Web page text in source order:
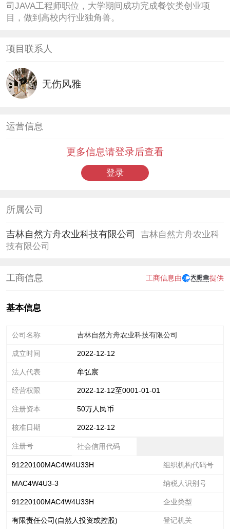
司JAVA工程师职位，大学期间成功完成餐饮类创业项
目，做到高校内行业独角兽。
项目联系人
无伤风雅
运营信息
更多信息请登录后查看
登录
所属公司
吉林自然方舟农业科技有限公司
吉林自然方舟农业科
技有限公司
工商信息由 提供
工商信息
基本信息
公司名称 吉林自然方舟农业科技有限公司
成立时间 2022-12-12
法人代表 牟弘宸
经营权限 2022-12-12至0001-01-01
注册资本 50万人民币
核准日期 2022-12-12
注册号 社会信用代码
91220100MAC4W4U33H 组织机构代码号
MAC4W4U3-3 纳税人识别号
91220100MAC4W4U33H 企业类型
有限责任公司(自然人投资或控股) 登记机关